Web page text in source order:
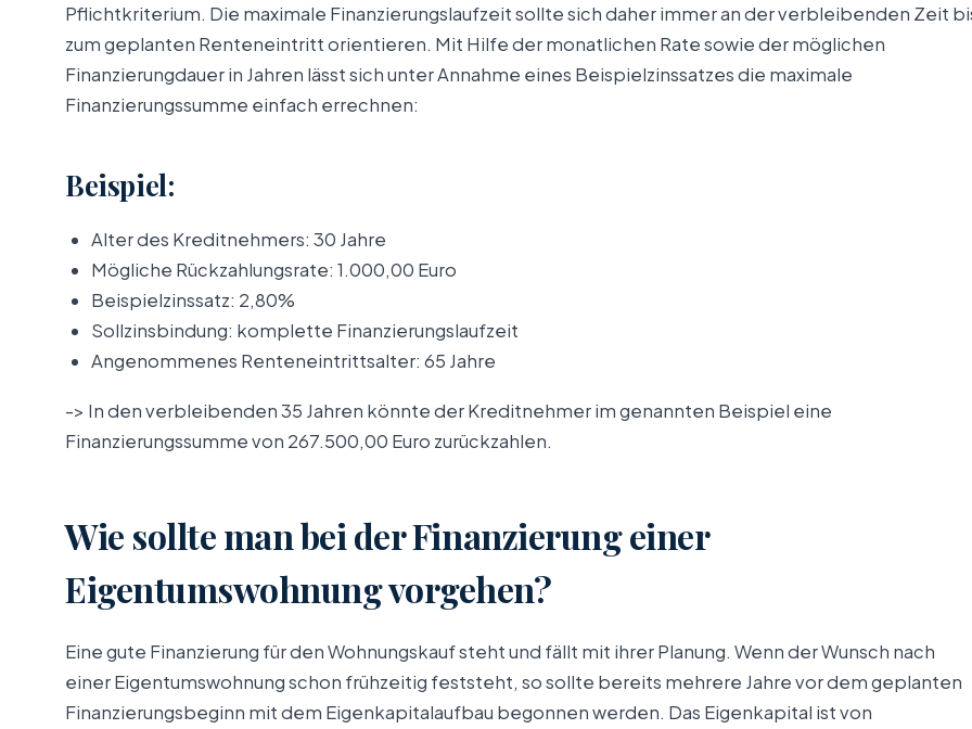
Pflichtkriterium. Die maximale Finanzierungslaufzeit sollte sich daher immer an der verbleibenden Zeit
zum geplanten Renteneintritt orientieren. Mit Hilfe der monatlichen Rate sowie der möglichen
Finanzierungdauer in Jahren lässt sich unter Annahme eines Beispielzinssatzes die maximale
Finanzierungssumme einfach errechnen:
Beispiel:
Alter des Kreditnehmers: 30 Jahre
Mögliche Rückzahlungsrate: 1.000,00 Euro
Beispielzinssatz: 2,80%
Sollzinsbindung: komplette Finanzierungslaufzeit
Angenommenes Renteneintrittsalter: 65 Jahre
-> In den verbleibenden 35 Jahren könnte der Kreditnehmer im genannten Beispiel eine
Finanzierungssumme von 267.500,00 Euro zurückzahlen.
Wie sollte man bei der Finanzierung einer
Eigentumswohnung vorgehen?
Eine gute Finanzierung für den Wohnungskauf steht und fällt mit ihrer Planung. Wenn der Wunsch nach
einer Eigentumswohnung schon frühzeitig feststeht, so sollte bereits mehrere Jahre vor dem geplanten
Finanzierungsbeginn mit dem Eigenkapitalaufbau begonnen werden. Das Eigenkapital ist von